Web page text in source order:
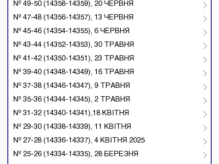
№ 49-50 (14358-14359), 20 ЧЕРВНЯ
№ 47-48 (14356-14357), 13 ЧЕРВНЯ
№ 45-46 (14354-14355), 6 ЧЕРВНЯ
№ 43-44 (14352-14353), 30 ТРАВНЯ
№ 41-42 (14350-14351), 23 ТРАВНЯ
№ 39-40 (14348-14349), 16 ТРАВНЯ
№ 37-38 (14346-14347), 9 ТРАВНЯ
№ 35-36 (14344-14345), 2 ТРАВНЯ
№ 31-32 (14340-14341),18 КВІТНЯ
№ 29-30 (14338-14339), 11 КВІТНЯ
№ 27-28 (14336-14337), 4 КВІТНЯ 2025
№ 25-26 (14334-14335), 28 БЕРЕЗНЯ